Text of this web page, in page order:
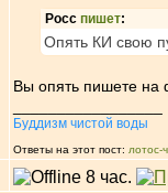
Росс пишет:
Опять КИ свою
Вы опять пишете на
Буддизм чистой воды
Ответы на этот пост: лотос-